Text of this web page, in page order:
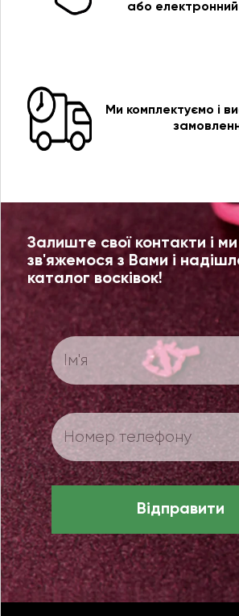
або
Ми комплектуємо і
Залиште свої контакти і
зв'яжемося з Вами і
каталог восківок!
Відправити